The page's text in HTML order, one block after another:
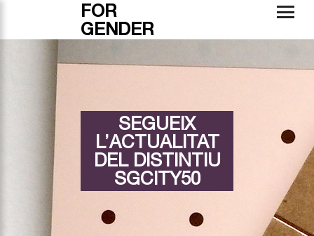
FOR
GENDER
SEGUEIX
L’ACTUALITAT
DEL DISTINTIU
SGCITY50